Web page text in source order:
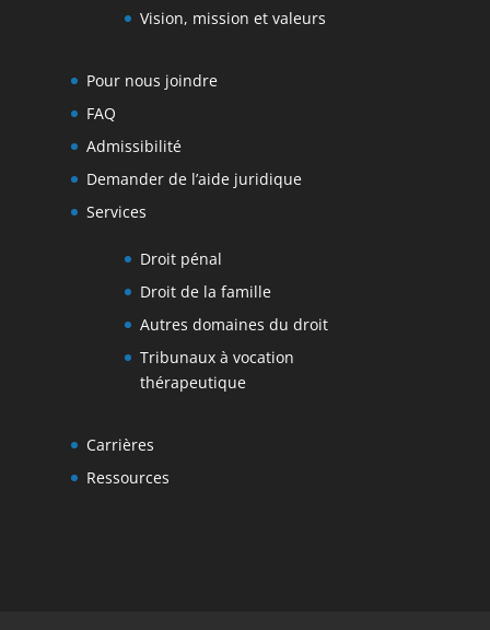
Vision, mission et valeurs
Pour nous joindre
FAQ
Admissibilité
Demander de l’aide juridique
Services
Droit pénal
Droit de la famille
Autres domaines du droit
Tribunaux à vocation
thérapeutique
Carrières
Ressources